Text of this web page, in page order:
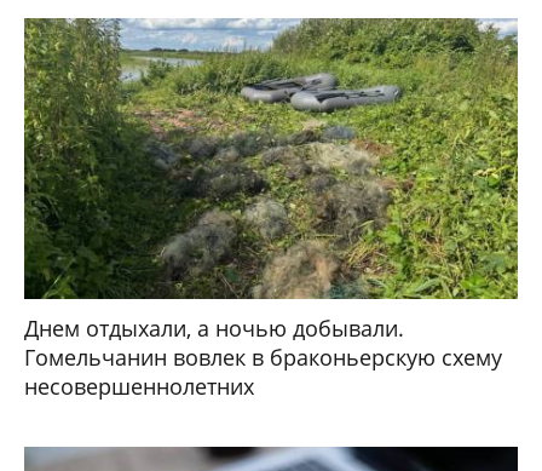
Днем отдыхали, а ночью добывали.
Гомельчанин вовлек в браконьерскую схему
несовершеннолетних